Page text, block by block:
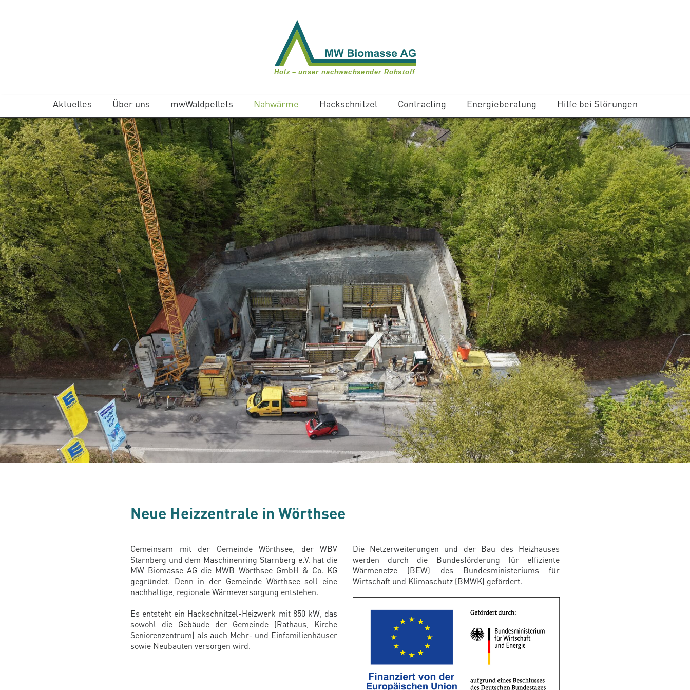
Aktuelles Über uns mwWaldpellets Nahwärme Hackschnitzel Contracting Energieberatung Hilfe bei Störungen
Neue Heizzentrale in Wörthsee
Gemeinsam mit der Gemeinde Wörthsee, der WBV
Starnberg und dem Maschinenring Starnberg e.V. hat die
MW Biomasse AG die MWB Wörthsee GmbH & Co. KG
gegründet. Denn in der Gemeinde Wörthsee soll eine
nachhaltige, regionale Wärmeversorgung entstehen.
Es entsteht ein Hackschnitzel-Heizwerk mit 850 kW, das
sowohl die Gebäude der Gemeinde (Rathaus, Kirche
Seniorenzentrum) als auch Mehr- und Einfamilienhäuser
sowie Neubauten versorgen wird.
Die Netzerweiterungen und der Bau des Heizhauses
werden durch die Bundesförderung für effiziente
Wärmenetze (BEW) des Bundesministeriums für
Wirtschaft und Klimaschutz (BMWK) gefördert.